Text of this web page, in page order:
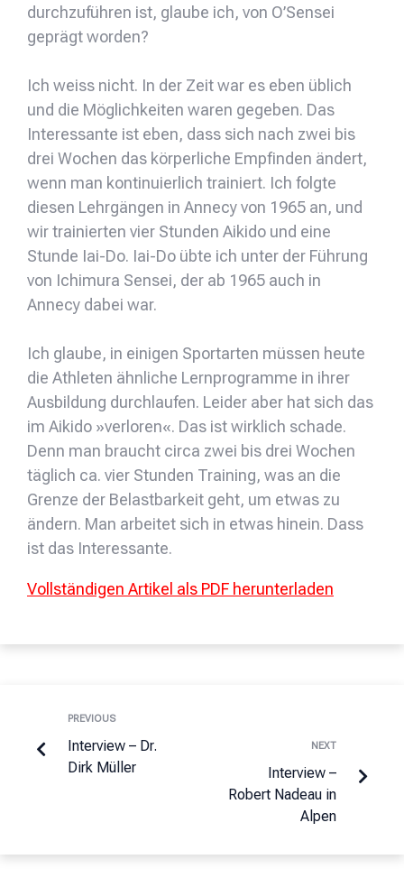
durchzuführen ist, glaube ich, von O’Sensei
geprägt worden?
Ich weiss nicht. In der Zeit war es eben üblich
und die Möglichkeiten waren gegeben. Das
Interessante ist eben, dass sich nach zwei bis
drei Wochen das körperliche Empfinden ändert,
wenn man kontinuierlich trainiert. Ich folgte
diesen Lehrgängen in Annecy von 1965 an, und
wir trainierten vier Stunden Aikido und eine
Stunde Iai-Do. Iai-Do übte ich unter der Führung
von Ichimura Sensei, der ab 1965 auch in
Annecy dabei war.
Ich glaube, in einigen Sportarten müssen heute
die Athleten ähnliche Lernprogramme in ihrer
Ausbildung durchlaufen. Leider aber hat sich das
im Aikido »verloren«. Das ist wirklich schade.
Denn man braucht circa zwei bis drei Wochen
täglich ca. vier Stunden Training, was an die
Grenze der Belastbarkeit geht, um etwas zu
ändern. Man arbeitet sich in etwas hinein. Dass
ist das Interessante.
Vollständigen Artikel als PDF herunterladen
PREVIOUS
Interview – Dr.
Dirk Müller
NEXT
Interview –
Robert Nadeau in
Alpen